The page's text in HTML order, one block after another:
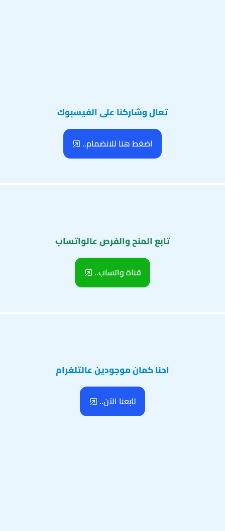
تعال وشاركنا على الفيسبوك
اضغط هنا للانضمام..
تابع المنح والفرص عالواتساب
قناة واتساب..
احنا كمان موجودين عالتلغرام
تابعنا الآن..